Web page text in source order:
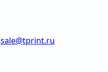
sale@tprint.ru